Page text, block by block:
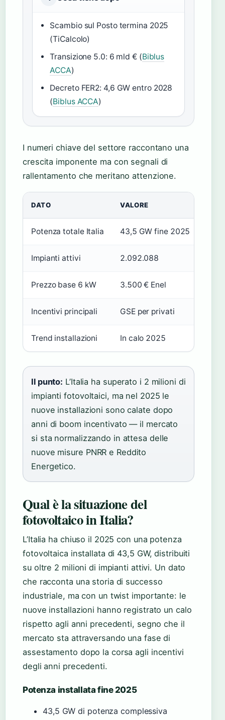
Scambio sul Posto termina 2025
(TiCalcolo)
Transizione 5.0: 6 mld € (Biblus
ACCA)
Decreto FER2: 4,6 GW entro 2028
(Biblus ACCA)
I numeri chiave del settore raccontano una
crescita imponente ma con segnali di
rallentamento che meritano attenzione.
DATO VALORE
Potenza totale Italia 43,5 GW fine 2025
Impianti attivi 2.092.088
Prezzo base 6 kW 3.500 € Enel
Incentivi principali GSE per privati
Trend installazioni In calo 2025
Il punto: L’Italia ha superato i 2 milioni di
impianti fotovoltaici, ma nel 2025 le
nuove installazioni sono calate dopo
anni di boom incentivato — il mercato
si sta normalizzando in attesa delle
nuove misure PNRR e Reddito
Energetico.
Qual è la situazione del
fotovoltaico in Italia?
L’Italia ha chiuso il 2025 con una potenza
fotovoltaica installata di 43,5 GW, distribuiti
su oltre 2 milioni di impianti attivi. Un dato
che racconta una storia di successo
industriale, ma con un twist importante: le
nuove installazioni hanno registrato un calo
rispetto agli anni precedenti, segno che il
mercato sta attraversando una fase di
assestamento dopo la corsa agli incentivi
degli anni precedenti.
Potenza installata fine 2025
43,5 GW di potenza complessiva